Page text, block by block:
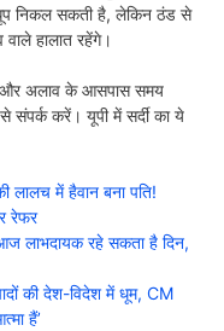
धूप निकल सकती है, लेकिन ठंड से
हालात रहेंगे।
और अलाव के आसपास समय
संपर्क करें। यूपी में सर्दी का ये
में हैवान बना पति!
रेफर
लाभदायक रहे सकता है दिन,
की देश-विदेश में धूम, CM
हैं’